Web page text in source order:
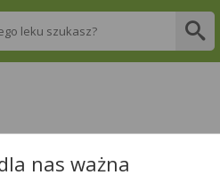
leku
w powiecie
nas ważna